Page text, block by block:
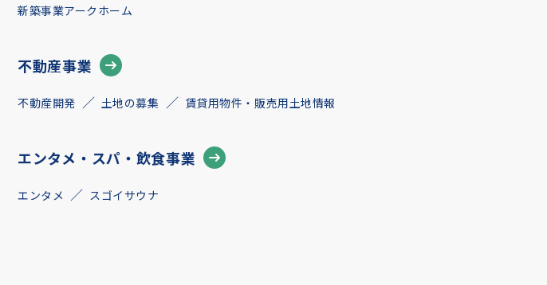
新築事業アークホーム
不動産事業
不動産開発 土地の募集 賃貸用物件・販売用土地情報
エンタメ・スパ・飲食事業
エンタメ スゴイサウナ